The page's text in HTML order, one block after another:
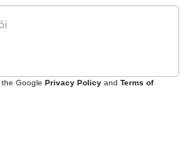
the Google Privacy Policy and Terms of